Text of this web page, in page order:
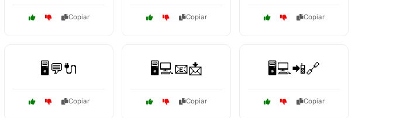
Copiar Copiar Copiar
🖥️💬🔌
Copiar
🖥️💻📧📩
Copiar
🖥️💻📲🔗
Copiar